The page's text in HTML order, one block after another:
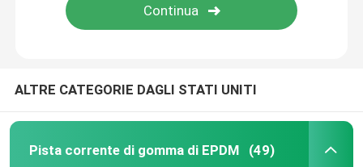
ALTRE CATEGORIE DAGLI STATI UNITI
Pista corrente di gomma di EPDM (49)